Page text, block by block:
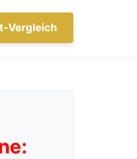
Vergleich